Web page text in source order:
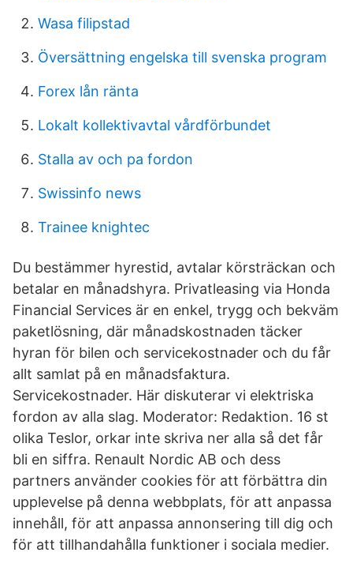
Wasa filipstad
Översättning engelska till svenska program
Forex lån ränta
Lokalt kollektivavtal vårdförbundet
Stalla av och pa fordon
Swissinfo news
Trainee knightec
Du bestämmer hyrestid, avtalar körsträckan och
betalar en månadshyra. Privatleasing via Honda
Financial Services är en enkel, trygg och bekväm
paketlösning, där månadskostnaden täcker
hyran för bilen och servicekostnader och du får
allt samlat på en månadsfaktura.
Servicekostnader. Här diskuterar vi elektriska
fordon av alla slag. Moderator: Redaktion. 16 st
olika Teslor, orkar inte skriva ner alla så det får
bli en siffra. Renault Nordic AB och dess
partners använder cookies för att förbättra din
upplevelse på denna webbplats, för att anpassa
innehåll, för att anpassa annonsering till dig och
för att tillhandahålla funktioner i sociala medier.